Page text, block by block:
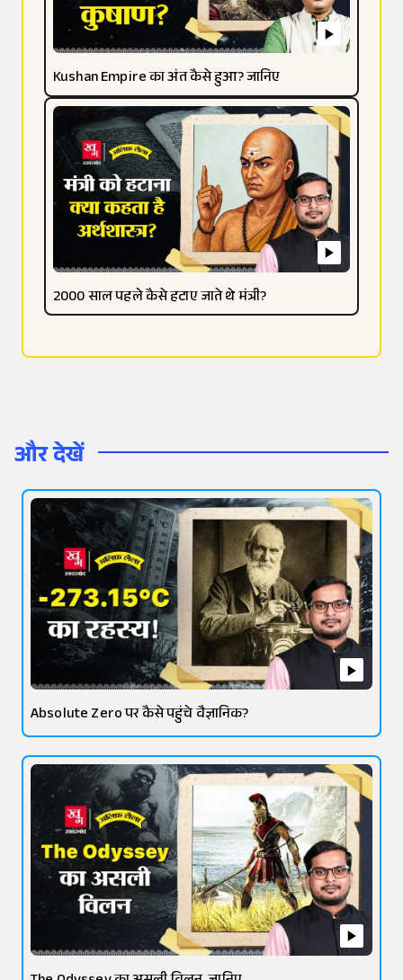
Kushan Empire का अंत कैसे हुआ? जानिए
2000 साल पहले कैसे हटाए जाते थे मंत्री?
और देखें
Absolute Zero पर कैसे पहुंचे वैज्ञानिक?